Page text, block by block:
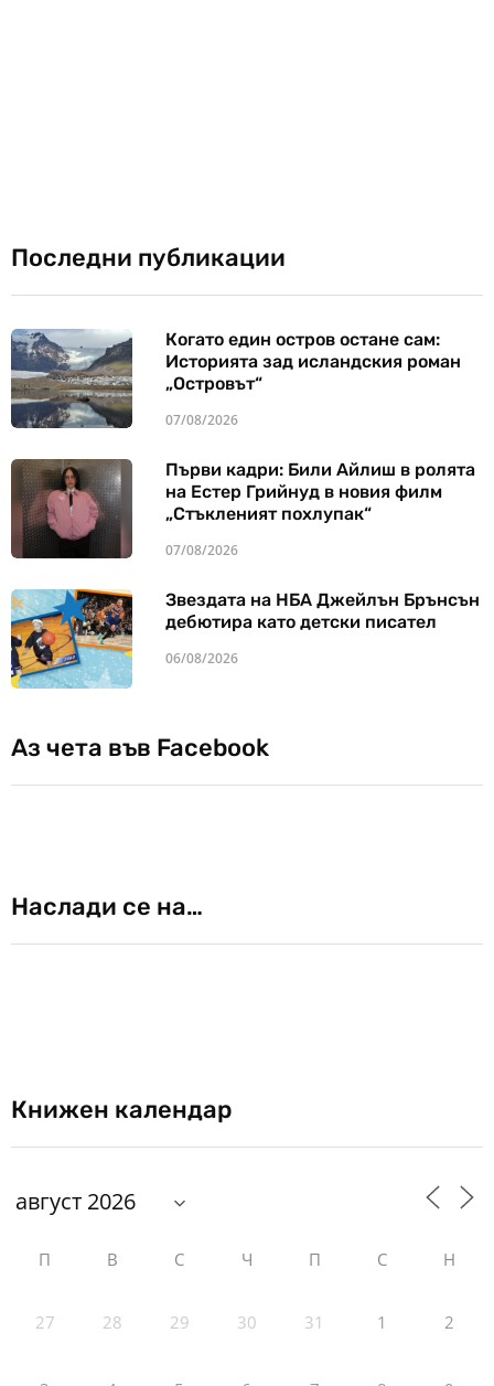
Последни публикации
Когато един остров остане сам:
Историята зад исландския роман
„Островът“
07/08/2026
Първи кадри: Били Айлиш в ролята
на Естер Грийнуд в новия филм
„Стъкленият похлупак“
07/08/2026
Звездата на НБА Джейлън Брънсън
дебютира като детски писател
06/08/2026
Аз чета във Facebook
Наслади се на…
Книжен календар
П В С Ч П С Н
27 28 29 30 31 1 2